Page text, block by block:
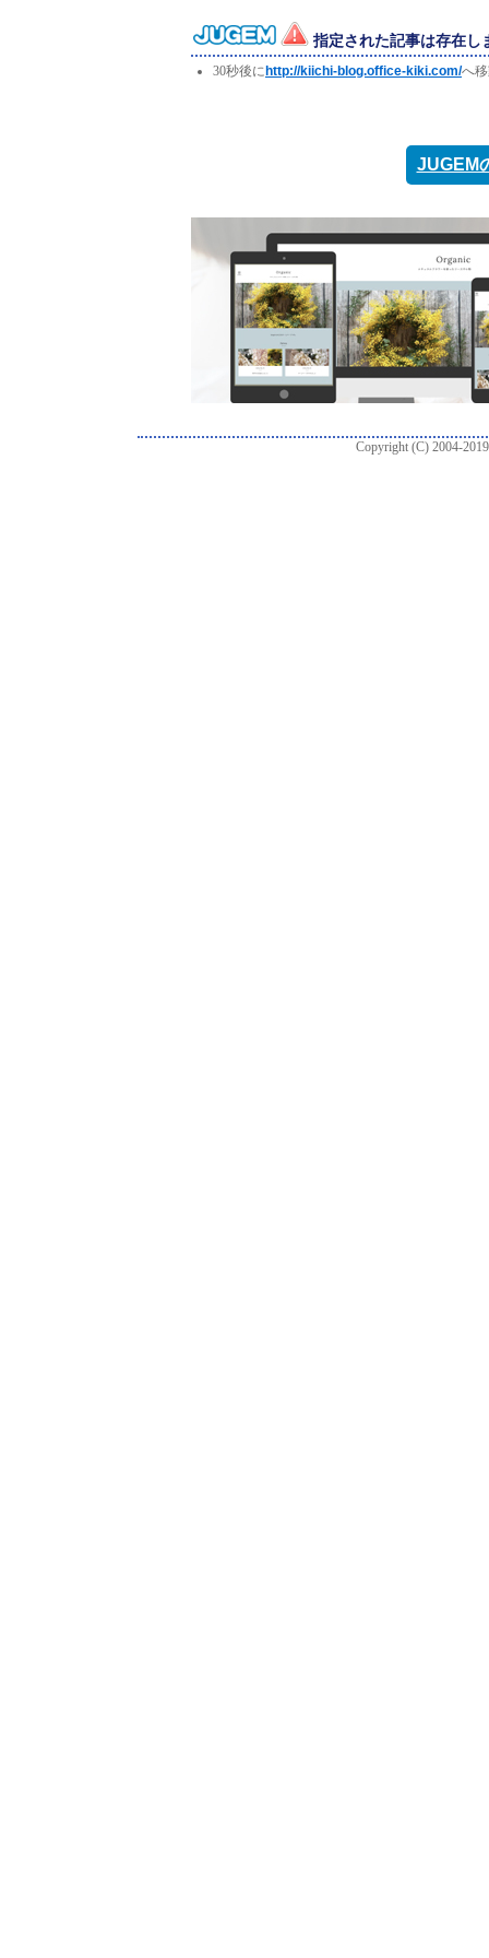
指定された記事は存在し
30秒後に http://kiichi-blog.office-kiki.com/へ
JUGEM
Copyright (C) 2004-